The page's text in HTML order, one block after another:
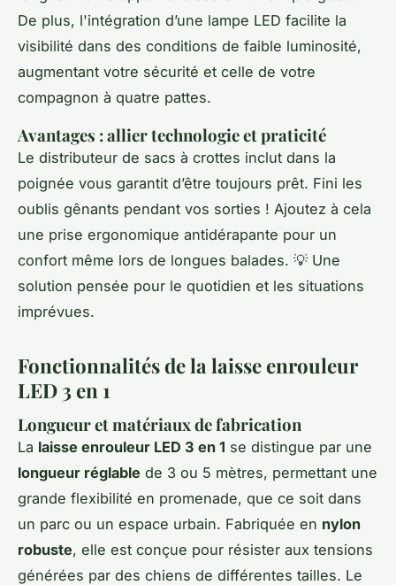
De plus, l'intégration d’une lampe LED facilite la
visibilité dans des conditions de faible luminosité,
augmentant votre sécurité et celle de votre
compagnon à quatre pattes.
Avantages : allier technologie et praticité
Le distributeur de sacs à crottes inclut dans la
poignée vous garantit d’être toujours prêt. Fini les
oublis gênants pendant vos sorties ! Ajoutez à cela
une prise ergonomique antidérapante pour un
confort même lors de longues balades. 💡 Une
solution pensée pour le quotidien et les situations
imprévues.
Fonctionnalités de la laisse enrouleur
LED 3 en 1
Longueur et matériaux de fabrication
La laisse enrouleur LED 3 en 1 se distingue par une
longueur réglable de 3 ou 5 mètres, permettant une
grande flexibilité en promenade, que ce soit dans
un parc ou un espace urbain. Fabriquée en nylon
robuste, elle est conçue pour résister aux tensions
générées par des chiens de différentes tailles. Le